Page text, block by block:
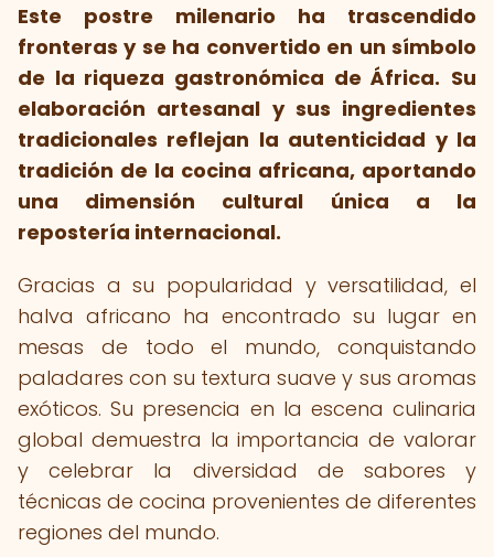
Este postre milenario ha trascendido
fronteras y se ha convertido en un símbolo
de la riqueza gastronómica de África. Su
elaboración artesanal y sus ingredientes
tradicionales reflejan la autenticidad y la
tradición de la cocina africana, aportando
una dimensión cultural única a la
repostería internacional.
Gracias a su popularidad y versatilidad, el
halva africano ha encontrado su lugar en
mesas de todo el mundo, conquistando
paladares con su textura suave y sus aromas
exóticos. Su presencia en la escena culinaria
global demuestra la importancia de valorar
y celebrar la diversidad de sabores y
técnicas de cocina provenientes de diferentes
regiones del mundo.